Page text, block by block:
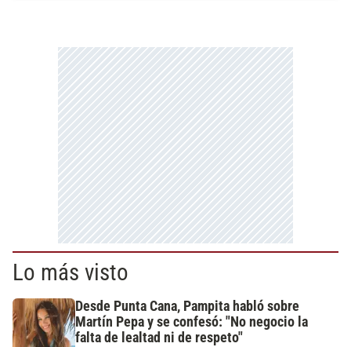
Lo más visto
Desde Punta Cana, Pampita habló sobre
Martín Pepa y se confesó: "No negocio la
falta de lealtad ni de respeto"